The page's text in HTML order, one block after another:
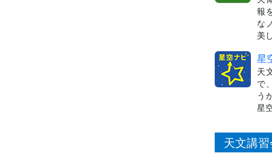
報
な
美
星
天
で
う
星
天文講